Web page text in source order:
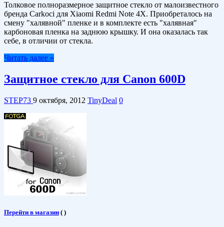
Толковое полноразмерное защитное стекло от малоизвестного
бренда Carkoci для Xiaomi Redmi Note 4X. Приобреталось на
смену "халявной" пленке и в комплекте есть "халявная"
карбоновая пленка на заднюю крышку. И она оказалась так
себе, в отличии от стекла.
Читать далее »
Защитное стекло для Canon 600D
STEP73 9 октября, 2012 TinyDeal 0
Перейти в магазин ( )